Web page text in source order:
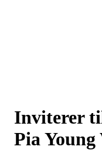
Inviterer
Pia